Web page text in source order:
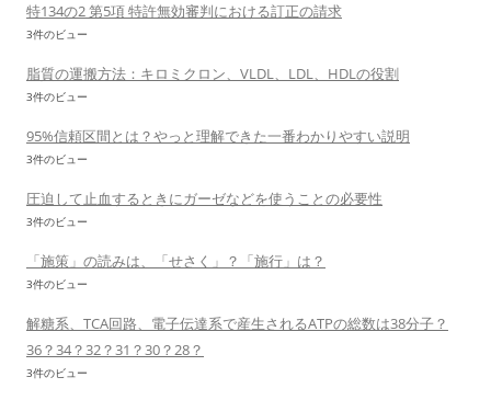
特134の2 第5項 特許無効審判における訂正の請求
3件のビュー
脂質の運搬方法：キロミクロン、VLDL、LDL、HDLの役割
3件のビュー
95%信頼区間とは？やっと理解できた一番わかりやすい説明
3件のビュー
圧迫して止血するときにガーゼなどを使うことの必要性
3件のビュー
「施策」の読みは、「せさく」？「施行」は？
3件のビュー
解糖系、TCA回路、電子伝達系で産生されるATPの総数は38分子？
36？34？32？31？30？28？
3件のビュー